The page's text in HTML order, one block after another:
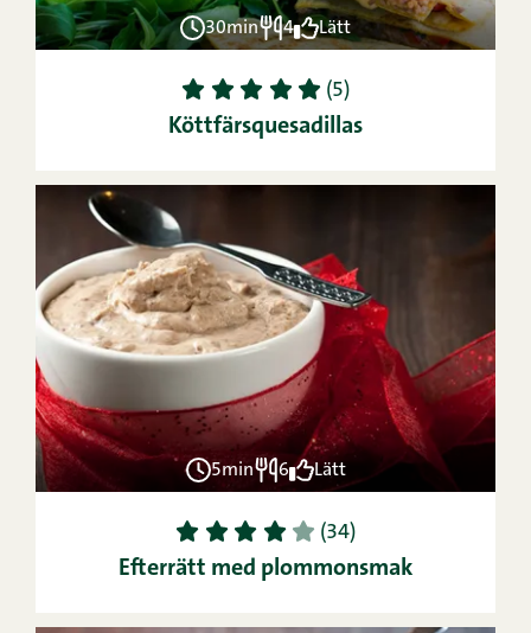
30min 4 Lätt
1 2 3 4 5 (5)
Köttfärsquesadillas
5min 6 Lätt
1 2 3 4 5 (34)
Efterrätt med plommonsmak